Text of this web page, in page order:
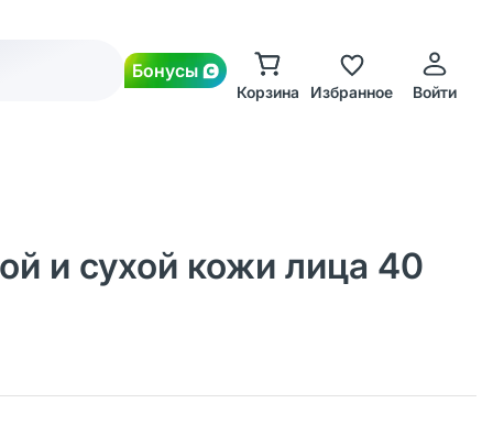
Бонусы
Корзина Избранное Войти
и сухой кожи лица 40